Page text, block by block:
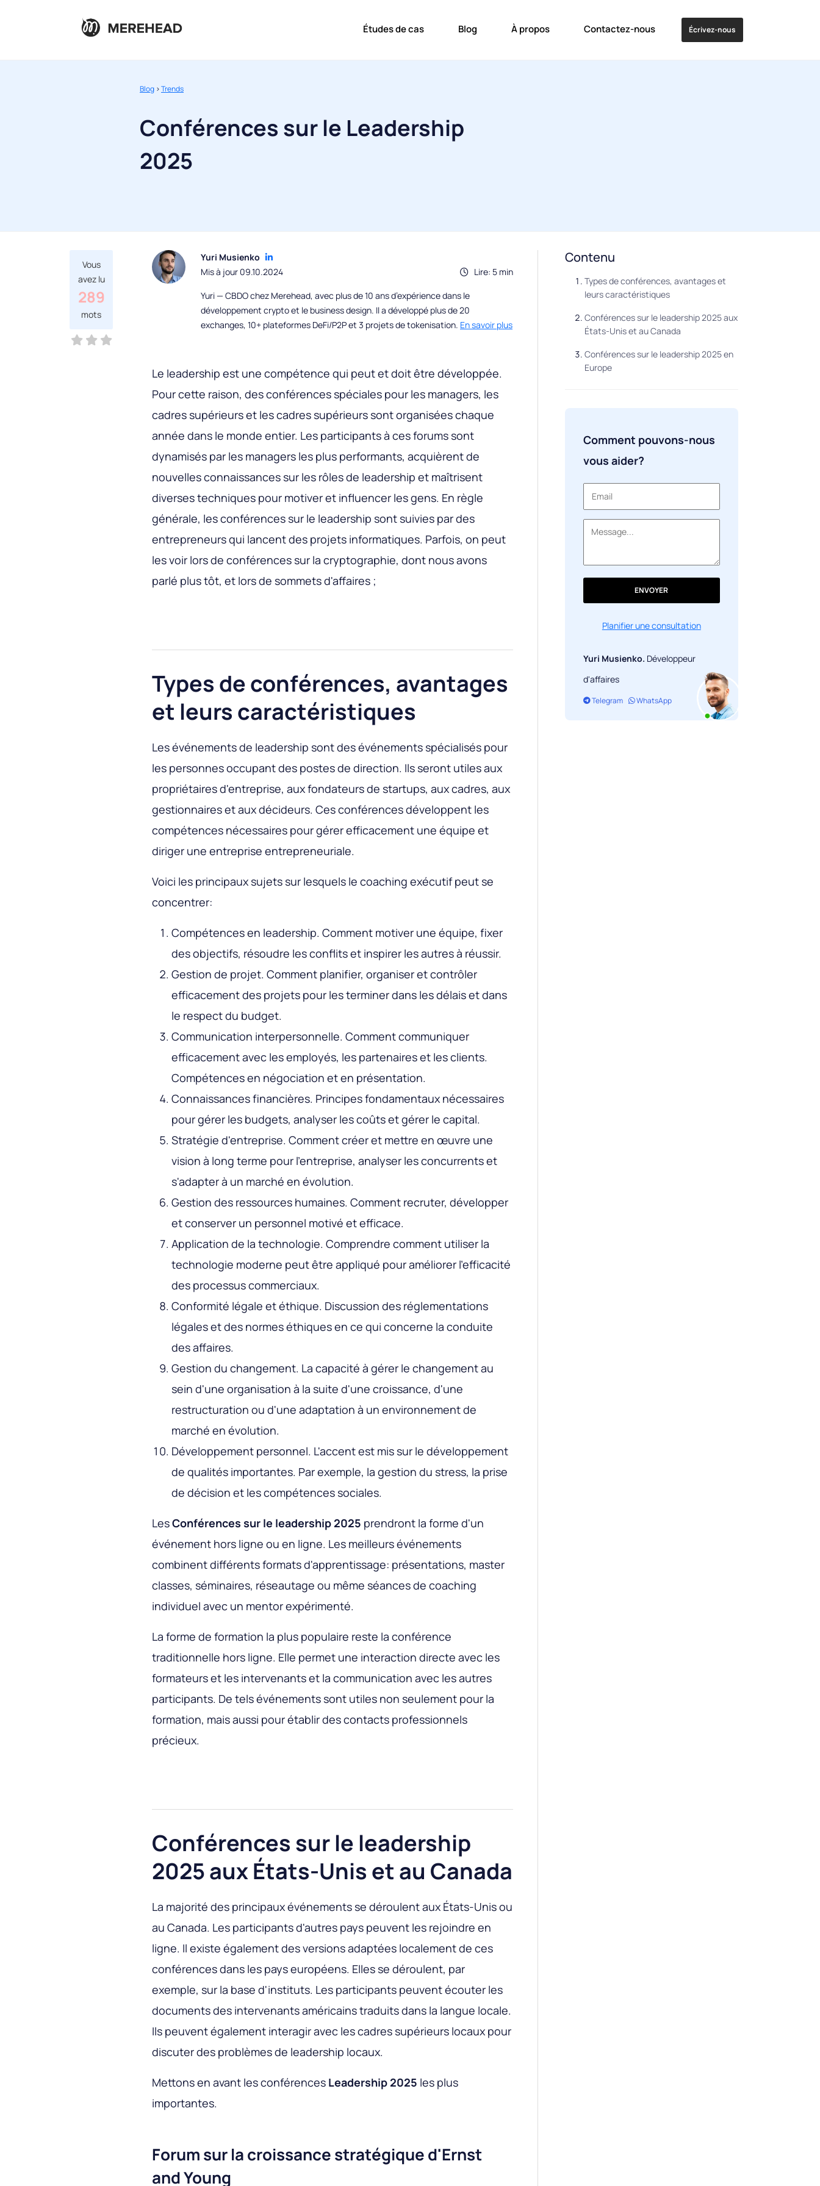
Études de cas Blog À propos Contactez-nous Écrivez-nous
Blog >Trends
Conférences sur le Leadership
2025
Vous
avez lu
289
mots
Yuri Musienko
Lire: 5 min
Mis à jour 09.10.2024
Yuri — CBDO chez Merehead, avec plus de 10 ans d’expérience dans le
développement crypto et le business design. Il a développé plus de 20
exchanges, 10+ plateformes DeFi/P2P et 3 projets de tokenisation. En savoir plus
Le leadership est une compétence qui peut et doit être développée.
Pour cette raison, des conférences spéciales pour les managers, les
cadres supérieurs et les cadres supérieurs sont organisées chaque
année dans le monde entier. Les participants à ces forums sont
dynamisés par les managers les plus performants, acquièrent de
nouvelles connaissances sur les rôles de leadership et maîtrisent
diverses techniques pour motiver et influencer les gens. En règle
générale, les conférences sur le leadership sont suivies par des
entrepreneurs qui lancent des projets informatiques. Parfois, on peut
les voir lors de conférences sur la cryptographie, dont nous avons
parlé plus tôt, et lors de sommets d'affaires ;
Types de conférences, avantages
et leurs caractéristiques
Les événements de leadership sont des événements spécialisés pour
les personnes occupant des postes de direction. Ils seront utiles aux
propriétaires d'entreprise, aux fondateurs de startups, aux cadres, aux
gestionnaires et aux décideurs. Ces conférences développent les
compétences nécessaires pour gérer efficacement une équipe et
diriger une entreprise entrepreneuriale.
Voici les principaux sujets sur lesquels le coaching exécutif peut se
concentrer:
Compétences en leadership. Comment motiver une équipe, fixer
des objectifs, résoudre les conflits et inspirer les autres à réussir.
Gestion de projet. Comment planifier, organiser et contrôler
efficacement des projets pour les terminer dans les délais et dans
le respect du budget.
Communication interpersonnelle. Comment communiquer
efficacement avec les employés, les partenaires et les clients.
Compétences en négociation et en présentation.
Connaissances financières. Principes fondamentaux nécessaires
pour gérer les budgets, analyser les coûts et gérer le capital.
Stratégie d'entreprise. Comment créer et mettre en œuvre une
vision à long terme pour l'entreprise, analyser les concurrents et
s'adapter à un marché en évolution.
Gestion des ressources humaines. Comment recruter, développer
et conserver un personnel motivé et efficace.
Application de la technologie. Comprendre comment utiliser la
technologie moderne peut être appliqué pour améliorer l'efficacité
des processus commerciaux.
Conformité légale et éthique. Discussion des réglementations
légales et des normes éthiques en ce qui concerne la conduite
des affaires.
Gestion du changement. La capacité à gérer le changement au
sein d'une organisation à la suite d'une croissance, d'une
restructuration ou d'une adaptation à un environnement de
marché en évolution.
Développement personnel. L'accent est mis sur le développement
de qualités importantes. Par exemple, la gestion du stress, la prise
de décision et les compétences sociales.
LesConférences sur le leadership 2025 prendront la forme d'un
événement hors ligne ou en ligne. Les meilleurs événements
combinent différents formats d'apprentissage: présentations, master
classes, séminaires, réseautage ou même séances de coaching
individuel avec un mentor expérimenté.
La forme de formation la plus populaire reste la conférence
traditionnelle hors ligne. Elle permet une interaction directe avec les
formateurs et les intervenants et la communication avec les autres
participants. De tels événements sont utiles non seulement pour la
formation, mais aussi pour établir des contacts professionnels
précieux.
Conférences sur le leadership
2025 aux États-Unis et au Canada
La majorité des principaux événements se déroulent aux États-Unis ou
au Canada. Les participants d'autres pays peuvent les rejoindre en
ligne. Il existe également des versions adaptées localement de ces
conférences dans les pays européens. Elles se déroulent, par
exemple, sur la base d'instituts. Les participants peuvent écouter les
documents des intervenants américains traduits dans la langue locale.
Ils peuvent également interagir avec les cadres supérieurs locaux pour
discuter des problèmes de leadership locaux.
Mettons en avant les conférences Leadership 2025 les plus
importantes.
Forum sur la croissance stratégique d'Ernst
and Young
Contenu
Types de conférences, avantages et
leurs caractéristiques
Conférences sur le leadership 2025 aux
États-Unis et au Canada
Conférences sur le leadership 2025 en
Europe
Comment pouvons-nous
vous aider?
ENVOYER
Planifier une consultation
Yuri Musienko. Développeur
d'affaires
Telegram WhatsApp